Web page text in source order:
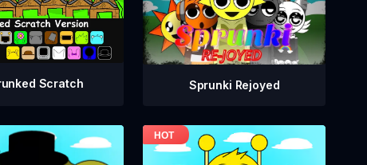
Scratch Sprunki Rejoyed